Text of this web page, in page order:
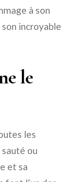
à son
incroyable
le
les
ou
et sa